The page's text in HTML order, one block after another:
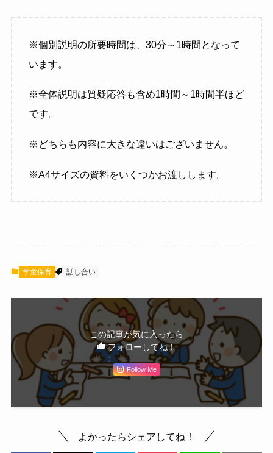
※個別説明の所要時間は、30分～1時間となって
います。
※全体説明は質疑応答も含め1時間～1時間半ほど
です。
※どちらも内容に大きな違いはございません。
※A4サイズの資料をいくつかお渡しします。
学童保育 話し合い
この記事が気に入ったら
フォローしてね！
Follow Me
よかったらシェアしてね！